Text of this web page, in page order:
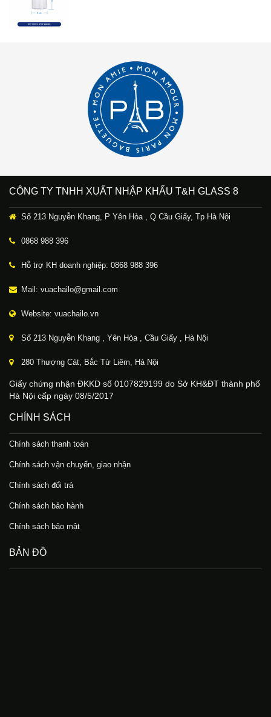
CÔNG TY TNHH XUẤT NHẬP KHẨU T&H GLASS 8
Số 213 Nguyễn Khang, P Yên Hòa , Q Cầu Giấy, Tp Hà Nội
0868 988 396
Hỗ trợ KH doanh nghiệp: 0868 988 396
Mail: vuachailo@gmail.com
Website: vuachailo.vn
Số 213 Nguyễn Khang , Yên Hòa , Cầu Giấy , Hà Nội
280 Thượng Cát, Bắc Từ Liêm, Hà Nội
Giấy chứng nhận ĐKKD số 0107829199 do Sở KH&ĐT thành phố
Hà Nội cấp ngày 08/5/2017
CHÍNH SÁCH
Chính sách thanh toán
Chính sách vận chuyển, giao nhận
Chính sách đổi trả
Chính sách bảo hành
Chính sách bảo mật
BẢN ĐỒ